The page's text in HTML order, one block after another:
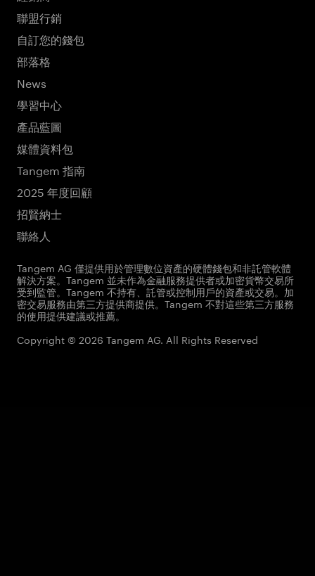
聯盟行銷
自訂您的錢包
部落格
News
學習中心
產品藍圖
媒體資料包
Tangem 指南
2025 年度回顧
招賢納士
聯絡人
Tangem AG 僅提供用於管理數位資產的硬體錢包和非託管軟體
解決方案。Tangem 並未作為金融服務提供者或加密貨幣交易所
受到監管。Tangem 不持有、託管或控制用戶的資產或交易。加
密交易服務由第三方提供商提供。Tangem 不對這些第三方服務
的使用提供建議或推薦。